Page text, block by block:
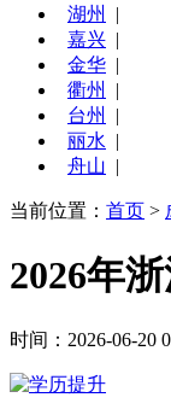
湖州
|
嘉兴 |
金华 |
衢州
|
台州
|
丽水 |
舟山 |
当前位置： 首页 >
2026年
时间：2026-06-20